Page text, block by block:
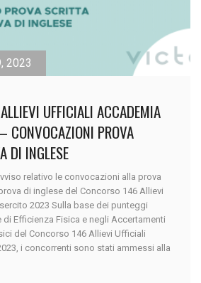
2023
UFFICIALI ACCADEMIA
CONVOCAZIONI PROVA
DI INGLESE
relativo le convocazioni alla prova
di inglese del Concorso 146 Allievi
2023 Sulla base dei punteggi
di Efficienza Fisica e negli Accertamenti
del Concorso 146 Allievi Ufficiali
i concorrenti sono stati ammessi alla